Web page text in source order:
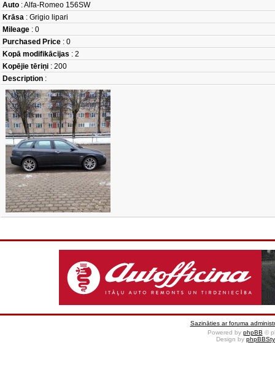
Auto : Alfa-Romeo 156SW
Krāsa : Grigio lipari
Mileage : 0
Purchased Price : 0
Kopā modifikācijas : 2
Kopējie tēriņi : 200
Description :
Sazināties ar foruma
Powered by phpBB ©
Design by